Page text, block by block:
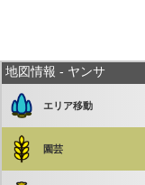
地図情報 - ヤンサ
エリア移動
園芸